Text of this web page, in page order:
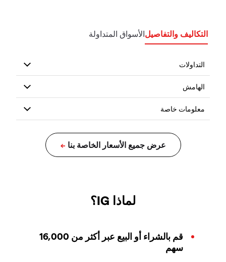
التكاليف والتفاصيلالأسواق المتداولة
لماذا IG؟
قم بالشراء أو البيع عبر أكثر من 16,000
سهم